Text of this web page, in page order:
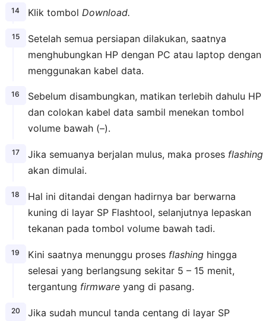
Klik tombol Download.
Setelah semua persiapan dilakukan, saatnya
menghubungkan HP dengan PC atau laptop dengan
menggunakan kabel data.
Sebelum disambungkan, matikan terlebih dahulu HP
dan colokan kabel data sambil menekan tombol
volume bawah (–).
Jika semuanya berjalan mulus, maka proses flashing
akan dimulai.
Hal ini ditandai dengan hadirnya bar berwarna
kuning di layar SP Flashtool, selanjutnya lepaskan
tekanan pada tombol volume bawah tadi.
Kini saatnya menunggu proses flashinghingga
selesai yang berlangsung sekitar 5 – 15 menit,
tergantung firmwareyang di pasang.
Jika sudah muncul tanda centang di layar SP